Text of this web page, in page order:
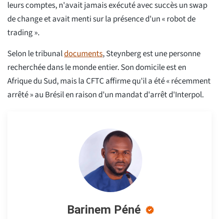
leurs comptes, n'avait jamais exécuté avec succès un swap
de change et avait menti sur la présence d'un « robot de
trading ».
Selon le tribunaldocuments, Steynberg est une personne
recherchée dans le monde entier. Son domicile est en
Afrique du Sud, mais la CFTC affirme qu'il a été « récemment
arrêté » au Brésil en raison d'un mandat d'arrêt d'Interpol.
Barinem Péné